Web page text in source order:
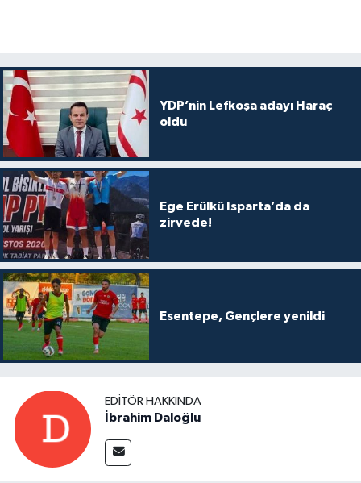
YDP’nin Lefkoşa adayı Haraç
oldu
Ege Erülkü Isparta’da da
zirvede!
Esentepe, Gençlere yenildi
EDITÖR HAKKINDA
İbrahim Daloğlu